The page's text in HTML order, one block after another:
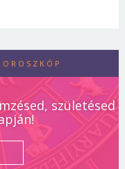
születésed